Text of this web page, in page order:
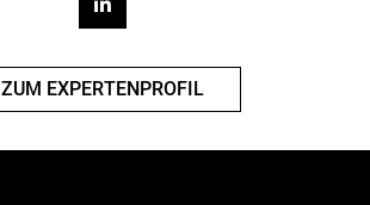
ZUM EXPERTENPROFIL